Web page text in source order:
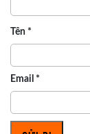
Tên *
Email *